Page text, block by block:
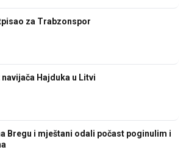
za Trabzonspor
Hajduka u Litvi
Bregu i mještani odali počast poginulim i